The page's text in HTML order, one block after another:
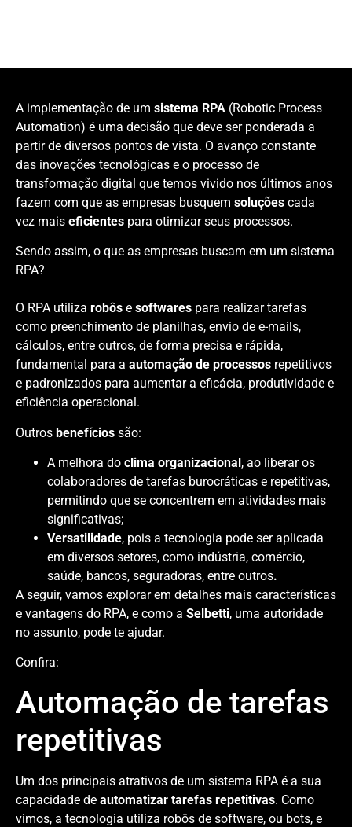
A implementação de um sistema RPA (Robotic Process
Automation) é uma decisão que deve ser ponderada a
partir de diversos pontos de vista. O avanço constante
das inovações tecnológicas e o processo de
transformação digital que temos vivido nos últimos anos
fazem com que as empresas busquem soluções cada
vez mais eficientes para otimizar seus processos.
Sendo assim, o que as empresas buscam em um sistema
RPA?
O RPA utiliza robôs e softwares para realizar tarefas
como preenchimento de planilhas, envio de e-mails,
cálculos, entre outros, de forma precisa e rápida,
fundamental para a automação de processos repetitivos
e padronizados para aumentar a eficácia, produtividade e
eficiência operacional.
Outros benefícios são:
A melhora do clima organizacional, ao liberar os
colaboradores de tarefas burocráticas e repetitivas,
permitindo que se concentrem em atividades mais
significativas;
Versatilidade, pois a tecnologia pode ser aplicada
em diversos setores, como indústria, comércio,
saúde, bancos, seguradoras, entre outros.
A seguir, vamos explorar em detalhes mais características
e vantagens do RPA, e como a Selbetti, uma autoridade
no assunto, pode te ajudar.
Confira:
Automação de tarefas
repetitivas
Um dos principais atrativos de um sistema RPA é a sua
capacidade de automatizar tarefas repetitivas. Como
vimos, a tecnologia utiliza robôs de software, ou bots, e